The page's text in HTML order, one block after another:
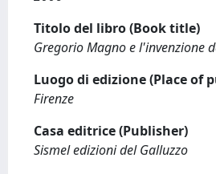
Titolo del libro (Book title)
Gregorio Magno e l'invenzione
Luogo di edizione (Place of
Firenze
Casa editrice (Publisher)
Sismel edizioni del Galluzzo